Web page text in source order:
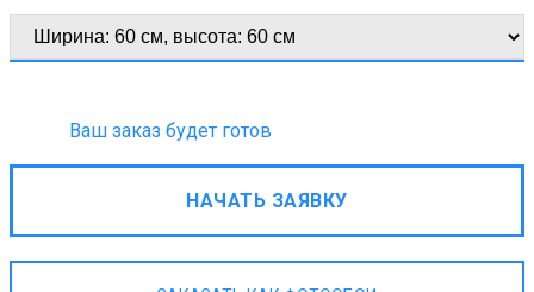
Ваш заказ будет готов
НАЧАТЬ ЗАЯВКУ